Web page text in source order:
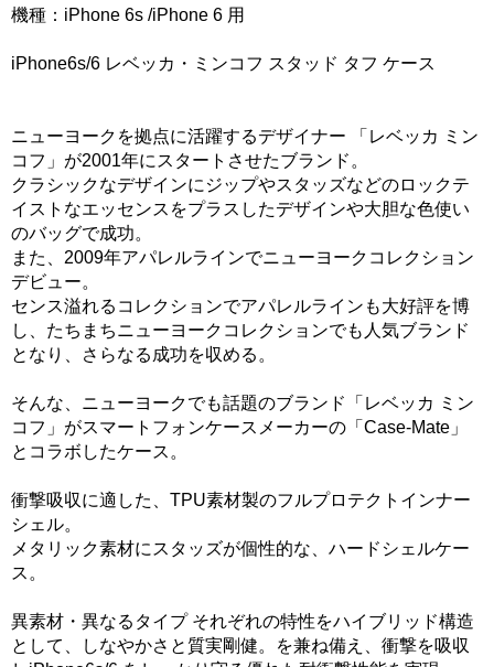
機種：iPhone 6s /iPhone 6 用
iPhone6s/6 レベッカ・ミンコフ スタッド タフ ケース
ニューヨークを拠点に活躍するデザイナー 「レベッカ ミン
コフ」が2001年にスタートさせたブランド。
クラシックなデザインにジップやスタッズなどのロックテ
イストなエッセンスをプラスしたデザインや大胆な色使い
のバッグで成功。
また、2009年アパレルラインでニューヨークコレクション
デビュー。
センス溢れるコレクションでアパレルラインも大好評を博
し、たちまちニューヨークコレクションでも人気ブランド
となり、さらなる成功を収める。
そんな、ニューヨークでも話題のブランド「レベッカ ミン
コフ」がスマートフォンケースメーカーの「Case-Mate」
とコラボしたケース。
衝撃吸収に適した、TPU素材製のフルプロテクトインナー
シェル。
メタリック素材にスタッズが個性的な、ハードシェルケー
ス。
異素材・異なるタイプ それぞれの特性をハイブリッド構造
として、しなやかさと質実剛健。を兼ね備え、衝撃を吸収